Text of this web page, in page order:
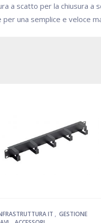
a scatto per la chiusura
una semplice e veloce
IT , GESTIONE